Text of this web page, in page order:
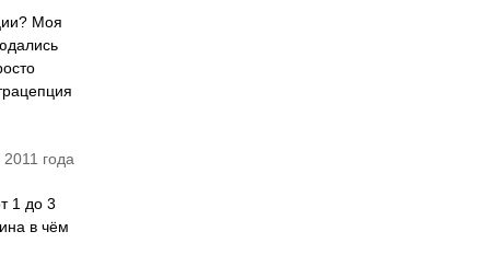
Моя
года
1 до 3
в чём